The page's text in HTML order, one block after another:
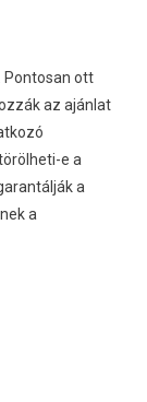
ott
az ajánlat
e a
a
a